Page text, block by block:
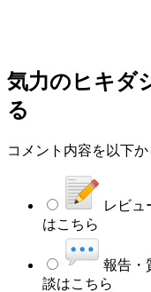
気力のヒキダ
る
コメント内容を以下
レビュ
はこちら
報告・
談はこちら